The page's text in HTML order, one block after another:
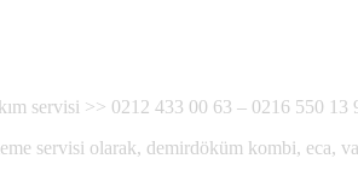
servisi >> 0212 433 00 63 – 0216 550 13
servisi olarak, demirdöküm kombi,